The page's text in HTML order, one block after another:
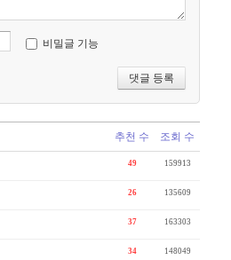
비밀글 기능
추천 수 조회 수
49 159913
26 135609
37 163303
34 148049